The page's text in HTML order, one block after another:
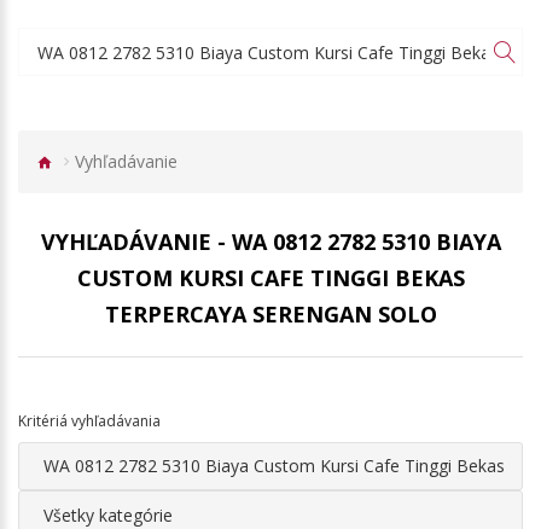
Vyhľadávanie
VYHĽADÁVANIE - WA 0812 2782 5310 BIAYA
CUSTOM KURSI CAFE TINGGI BEKAS
TERPERCAYA SERENGAN SOLO
Kritériá vyhľadávania